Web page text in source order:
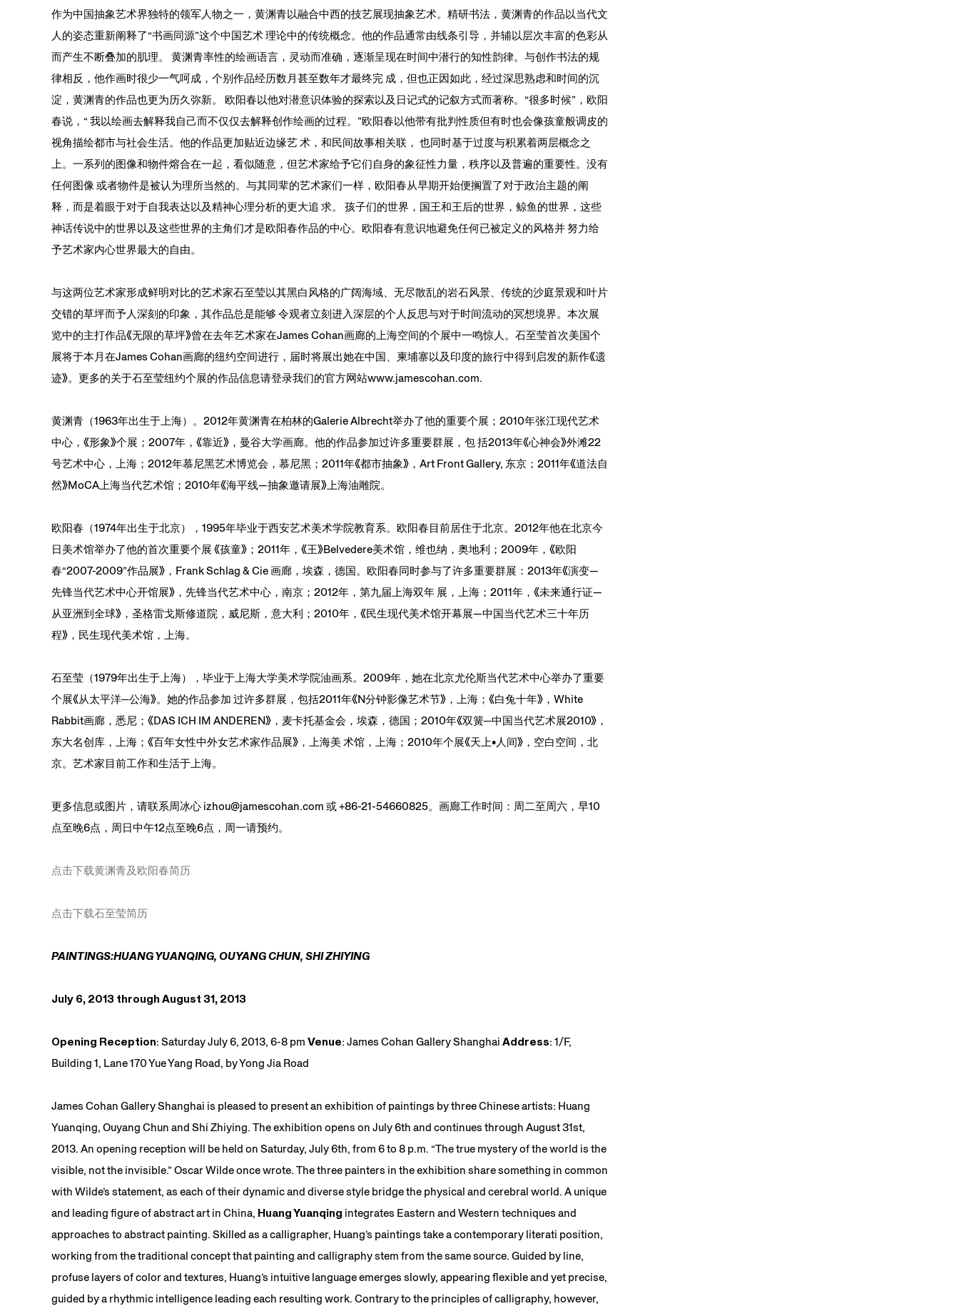
作为中国抽象艺术界独特的领军人物之一， 黄渊青以融合中西的技艺展现抽象艺术。精研书法，黄渊青的作品以当代文
人的姿态重新阐释了“书画同源”这个中国艺术 理论中的传统概念。他的作品通常由线条引导，并辅以层次丰富的色彩从
而产生不断叠加的肌理。 黄渊青率性的绘画语言，灵动而准确，逐渐呈现在时间中潜行的知性韵律。与创作书法的规
律相反，他作画时很少一气呵成，个别作品经历数月甚至数年才最终完 成，但也正因如此，经过深思熟虑和时间的沉
淀，黄渊青的作品也更为历久弥新。 欧阳春以他对潜意识体验的探索以及日记式的记叙方式而著称。“很多时候”，欧阳
春说，“ 我以绘画去解释我自己而不仅仅去解释创作绘画的过程。”欧阳春以他带有批判性质但有时也会像孩童般调皮的
视角描绘都市与社会生活。他的作品更加贴近边缘艺 术，和民间故事相关联， 也同时基于过度与积累着两层概念之
上。一系列的图像和物件熔合在一起，看似随意，但艺术家给予它们自身的象征性力量，秩序以及普遍的重要性。没有
任何图像 或者物件是被认为理所当然的。与其同辈的艺术家们一样，欧阳春从早期开始便搁置了对于政治主题的阐
释，而是着眼于对于自我表达以及精神心理分析的更大追 求。 孩子们的世界，国王和王后的世界，鲸鱼的世界，这些
神话传说中的世界以及这些世界的主角们才是欧阳春作品的中心。欧阳春有意识地避免任何已被定义的风格并 努力给
予艺术家内心世界最大的自由。
与这两位艺术家形成鲜明对比的艺术家石至莹以其黑白风格的广阔海域、无尽散乱的岩石风景、传统的沙庭景观和叶片
交错的草坪而予人深刻的印象，其作品总是能够 令观者立刻进入深层的个人反思与对于时间流动的冥想境界。本次展
览中的主打作品《无限的草坪》曾在去年艺术家在James Cohan画廊的上海空间的个展中一鸣惊人。石至莹首次美国个
展将于本月在James Cohan画廊的纽约空间进行，届时将展出她在中国、柬埔寨以及印度的旅行中得到启发的新作《遗
迹》。更多的关于石至莹纽约个展的作品信息请登录我们的官方网站www.jamescohan.com.
黄渊青（1963年出生于上海）。2012年黄渊青在柏林的Galerie Albrecht举办了他的重要个展；2010年张江现代艺术
中心，《形象》个展；2007年，《靠近》，曼谷大学画廊。他的作品参加过许多重要群展，包 括2013年《心神会》外滩22
号艺术中心，上海；2012年慕尼黑艺术博览会，慕尼黑；2011年《都市抽象》，Art Front Gallery, 东京；2011年《道法自
然》MoCA上海当代艺术馆；2010年《海平线—抽象邀请展》上海油雕院。
欧阳春（1974年出生于北京），1995年毕业于西安艺术美术学院教育系。欧阳春目前居住于北京。2012年他在北京今
日美术馆举办了他的首次重要个展 《孩童》；2011年，《王》Belvedere美术馆，维也纳，奥地利；2009年，《欧阳
春“2007-2009”作品展》，Frank Schlag & Cie 画廊，埃森，德国。欧阳春同时参与了许多重要群展：2013年《演变—
先锋当代艺术中心开馆展》，先锋当代艺术中心，南京；2012年，第九届上海双年 展，上海；2011年，《未来通行证—
从亚洲到全球》，圣格雷戈斯修道院，威尼斯，意大利；2010年，《民生现代美术馆开幕展—中国当代艺术三十年历
程》，民生现代美术馆，上海。
石至莹（1979年出生于上海），毕业于上海大学美术学院油画系。2009年，她在北京尤伦斯当代艺术中心举办了重要
个展《从太平洋─公海》。她的作品参加 过许多群展，包括2011年《N分钟影像艺术节》，上海；《白兔十年》，White
Rabbit画廊，悉尼；《DAS ICH IM ANDEREN》，麦卡托基金会，埃森，德国；2010年《双簧─中国当代艺术展2010》，
东大名创库，上海；《百年女性中外女艺术家作品展》，上海美 术馆，上海；2010年个展《天上•人间》，空白空间，北
京。艺术家目前工作和生活于上海。
更多信息或图片，请联系周冰心 izhou@jamescohan.com 或 +86-21-54660825。画廊工作时间：周二至周六，早10
点至晚6点，周日中午12点至晚6点，周一请预约。
点击下载黄渊青及欧阳春简历
点击下载石至莹简历
PAINTINGS:HUANG YUANQING, OUYANG CHUN, SHI ZHIYING
July 6, 2013 through August 31, 2013
Opening Reception: Saturday July 6, 2013, 6-8 pm Venue: James Cohan Gallery Shanghai Address: 1/F,
Building 1, Lane 170 Yue Yang Road, by Yong Jia Road
James Cohan Gallery Shanghai is pleased to present an exhibition of paintings by three Chinese artists: Huang
Yuanqing, Ouyang Chun and Shi Zhiying. The exhibition opens on July 6th and continues through August 31st,
2013. An opening reception will be held on Saturday, July 6th, from 6 to 8 p.m. “The true mystery of the world is the
visible, not the invisible.” Oscar Wilde once wrote. The three painters in the exhibition share something in common
with Wilde’s statement, as each of their dynamic and diverse style bridge the physical and cerebral world. A unique
and leading figure of abstract art in China, Huang Yuanqing integrates Eastern and Western techniques and
approaches to abstract painting. Skilled as a calligrapher, Huang’s paintings take a contemporary literati position,
working from the traditional concept that painting and calligraphy stem from the same source. Guided by line,
profuse layers of color and textures, Huang’s intuitive language emerges slowly, appearing flexible and yet precise,
guided by a rhythmic intelligence leading each resulting work. Contrary to the principles of calligraphy, however,